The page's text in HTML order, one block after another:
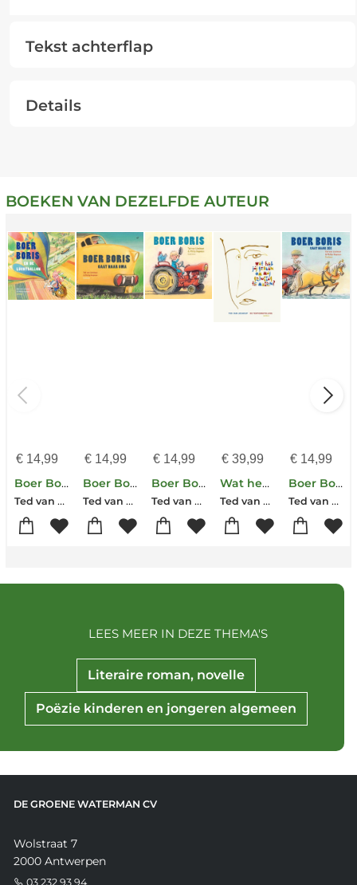
Tekst achterflap
Details
BOEKEN VAN DEZELFDE AUTEUR
€14,99
Boer Boris en de luchtballon
Ted van Lieshout
€14,99
Boer Boris gaat naar oma
Ted van Lieshout
€ 14,99
Boer Boris
Ted van Lieshout
€ 39,99
Wat heb jij gedaan om mij gelukkig te maken?
Ted van Lieshout
€ 14,99
Boer Boris gaat naar zee
Ted van Lieshout
Literaire roman, novelle
Poëzie kinderen en jongeren algemeen
LEES MEER IN DEZE THEMA'S
DE GROENE WATERMAN CV
Wolstraat 7
2000 Antwerpen
03 232 93 94